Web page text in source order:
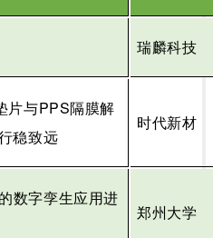
瑞麟科技
片与PPS隔膜解
稳致远
时代新材
数字孪生应用进
郑州大学